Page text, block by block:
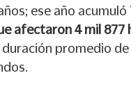
ese año acumuló
afectaron 4 mil 877
promedio